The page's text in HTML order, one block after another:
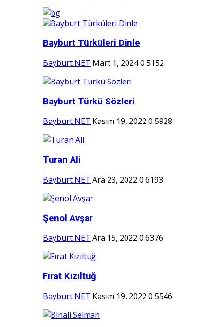
Bayburt Türküleri Dinle
Bayburt NET Mart 1, 20240 5152
Bayburt Türkü Sözleri
Bayburt NET Kasım 19, 2022 0 5928
Turan Ali
Bayburt NET Ara 23, 2022 0 6193
Şenol Avşar
Bayburt NET Ara 15, 2022 0 6376
Fırat Kızıltuğ
Bayburt NET Kasım 19, 2022 0 5546